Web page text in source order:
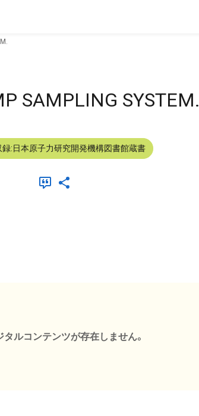
SAMPLING SYSTEM.
録:日本原子力研究開発機構図書館蔵書
ルコンテンツが存在しません。